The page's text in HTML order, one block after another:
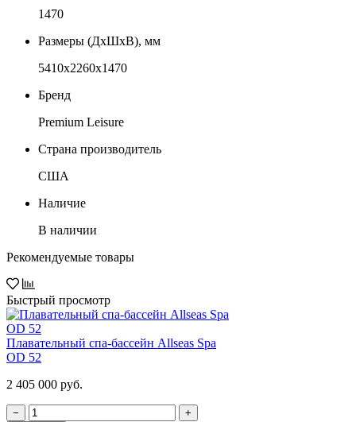
1470
Размеры (ДxШxВ), мм
5410x2260x1470
Бренд
Premium Leisure
Страна производитель
США
Наличие
В наличии
Рекомендуемые товары
Быстрый просмотр
Плавательный спа-бассейн Allseas Spa
OD 52
2 405 000 руб.
−
+